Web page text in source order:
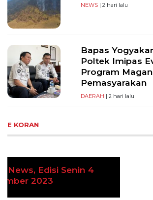
NEWS | 2 hari lalu
Bapas
Poltek Imipas
Program
Pemasyarakan
DAERAH | 2 hari lalu
E KORAN
Ekoran Serikat News, Edisi
Previous